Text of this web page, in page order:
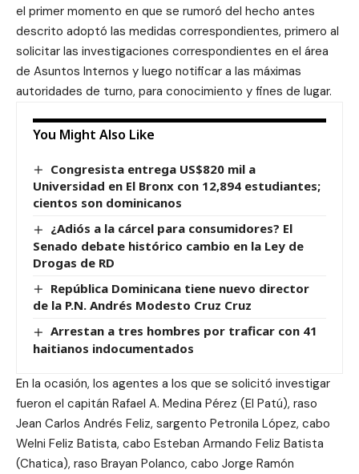
el primer momento en que se rumoró del hecho antes
descrito adoptó las medidas correspondientes, primero al
solicitar las investigaciones correspondientes en el área
de Asuntos Internos y luego notificar a las máximas
autoridades de turno, para conocimiento y fines de lugar.
You Might Also Like
Congresista entrega US$820 mil a
Universidad en El Bronx con 12,894 estudiantes;
cientos son dominicanos
¿Adiós a la cárcel para consumidores? El
Senado debate histórico cambio en la Ley de
Drogas de RD
República Dominicana tiene nuevo director
de la P.N. Andrés Modesto Cruz Cruz
Arrestan a tres hombres por traficar con 41
haitianos indocumentados
En la ocasión, los agentes a los que se solicitó investigar
fueron el capitán Rafael A. Medina Pérez (El Patú), raso
Jean Carlos Andrés Feliz, sargento Petronila López, cabo
Welni Feliz Batista, cabo Esteban Armando Feliz Batista
(Chatica), raso Brayan Polanco, cabo Jorge Ramón